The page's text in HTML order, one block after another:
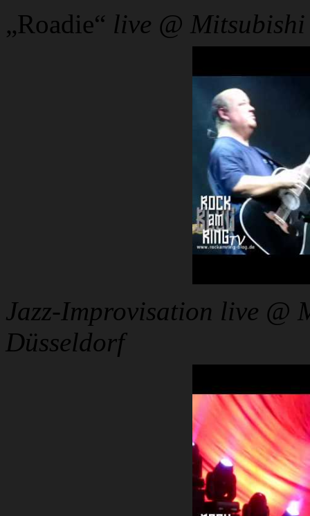
„Roadie“ live @
Jazz-Improvisation live @
Düsseldorf